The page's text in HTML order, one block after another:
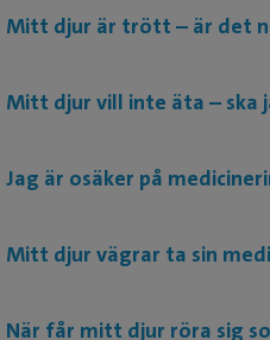
Mitt djur är trött – är det
Mitt djur vill inte äta – ska
Jag är osäker på
Mitt djur vägrar ta sin
När får mitt djur röra sig